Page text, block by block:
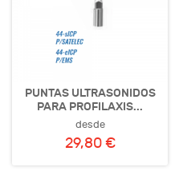
PUNTAS ULTRASONIDOS
PARA PROFILAXIS...
desde
29,80 €